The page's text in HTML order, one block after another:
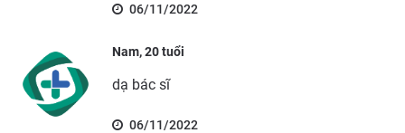
06/11/2022
Nam, 20 tuổi
dạ bác sĩ
06/11/2022